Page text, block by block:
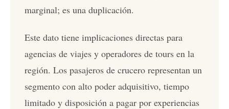
marginal; es una duplicación.
Este dato tiene implicaciones directas para
agencias de viajes y operadores de tours en la
región. Los pasajeros de crucero representan un
segmento con alto poder adquisitivo, tiempo
limitado y disposición a pagar por experiencias